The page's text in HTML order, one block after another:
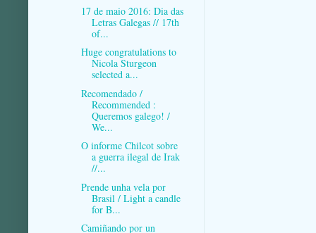
17 de maio 2016: Dia das
Letras Galegas // 17th
of...
Huge congratulations to
Nicola Sturgeon
selected a...
Recomendado /
Recommended :
Queremos galego! /
We...
O informe Chilcot sobre
a guerra ilegal de Irak
//...
Prende unha vela por
Brasil / Light a candle
for B...
Camiñando por un